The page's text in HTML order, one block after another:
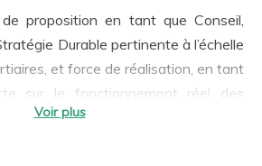
proposition en tant que Conseil,
Durable pertinente à l’échelle
et force de réalisation, en tant
sur le fonctionnement réel des
et la performance en exploitation.